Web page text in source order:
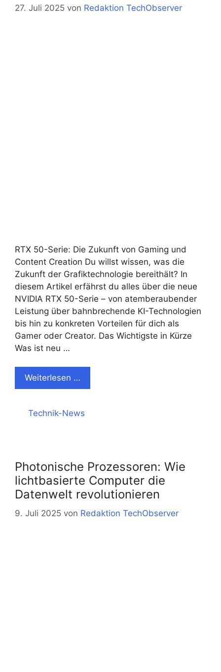
27. Juli 2025 von Redaktion TechObserver
RTX 50-Serie: Die Zukunft von Gaming und
Content Creation Du willst wissen, was die
Zukunft der Grafiktechnologie bereithält? In
diesem Artikel erfährst du alles über die neue
NVIDIA RTX 50-Serie – von atemberaubender
Leistung über bahnbrechende KI-Technologien
bis hin zu konkreten Vorteilen für dich als
Gamer oder Creator. Das Wichtigste in Kürze
Was ist neu …
Weiterlesen …
Kategorien
Technik-News
Photonische Prozessoren: Wie
lichtbasierte Computer die
Datenwelt revolutionieren
9. Juli 2025 von Redaktion TechObserver